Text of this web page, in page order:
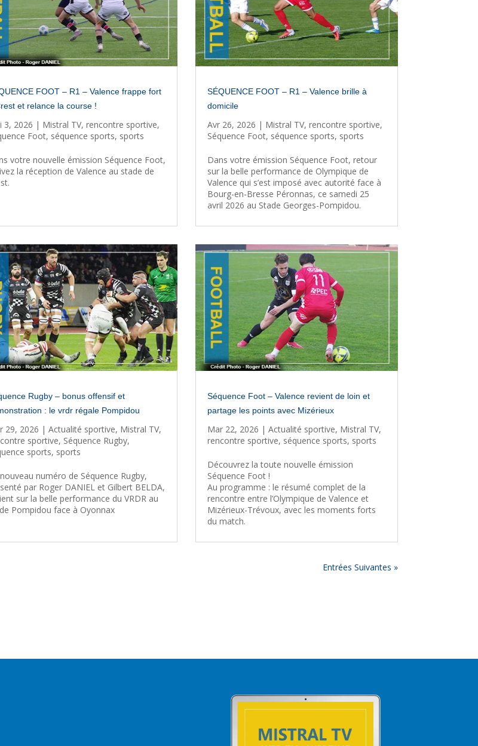
FOOT – R1 – Valence frappe fort
et relance la course !
3, 2026 | Mistral TV, rencontre sportive,
Foot, séquence sports, sports
votre nouvelle émission Séquence Foot,
la réception de Valence au stade de
SÉQUENCE FOOT – R1 – Valence brille à
domicile
Avr 26, 2026 | Mistral TV,rencontre sportive,
Séquence Foot, séquence sports, sports
Dans votre émission Séquence Foot, retour
sur la belle performance de Olympique de
Valence qui s’est imposé avec autorité face à
Bourg-en-Bresse Péronnas, ce samedi 25
avril 2026 au Stade Georges-Pompidou.
Rugby – bonus offensif et
: le vrdr régale Pompidou
29, 2026 | Actualité sportive, Mistral TV,
sportive, Séquence Rugby,
sports, sports
numéro de Séquence Rugby,
par Roger DANIEL et Gilbert BELDA,
sur la belle performance du VRDR au
Pompidou face à Oyonnax
Séquence Foot – Valence revient de loin et
partage les points avec Mizérieux
Mar 22, 2026 |Actualité sportive, Mistral TV,
rencontre sportive, séquence sports, sports
Découvrez la toute nouvelle émission
Séquence Foot !
Au programme : le résumé complet de la
rencontre entre l’Olympique de Valence et
Mizérieux-Trévoux, avec les moments forts
du match.
Entrées Suivantes »